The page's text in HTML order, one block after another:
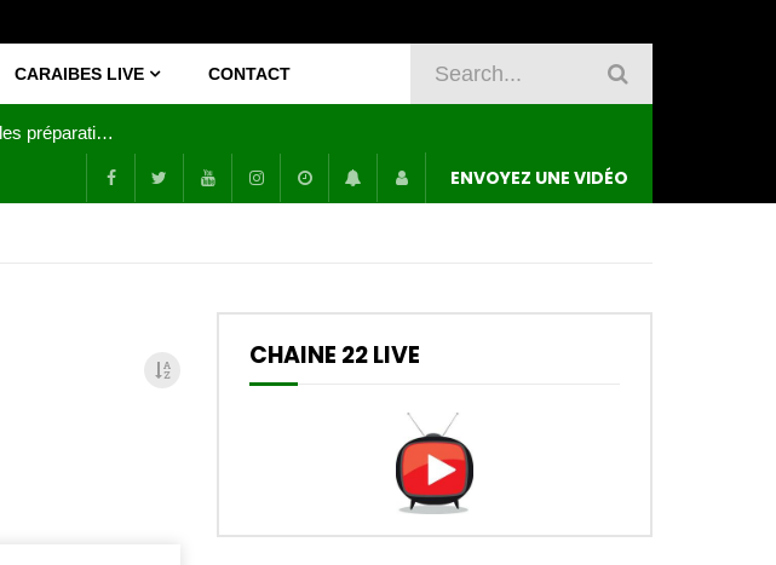
CARAIBES LIVE CONTACT
Joy Clerf Derisier, sur les traces de son père : évangéliser par la musique
ENVOYEZ UNE VIDÉO
CHAINE 22 LIVE